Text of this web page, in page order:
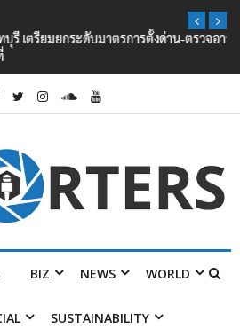
ตรการตั้งด่าน-ตรวจอาวุธ หลังเกิดเหตุยิง
BIZ NEWS WORLD
SUSTAINABILITY